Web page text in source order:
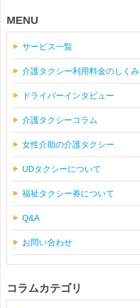
MENU
サービス一覧
介護タクシー利用料金のしくみ
ドライバーインタビュー
介護タクシーコラム
女性介助の介護タクシー
UDタクシーについて
福祉タクシー券について
Q&A
お問い合わせ
コラムカテゴリ